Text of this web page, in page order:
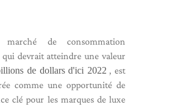
marché de consommation
devrait atteindre une valeur
de dollars d'ici 2022 , est
comme une opportunité de
clé pour les marques de luxe